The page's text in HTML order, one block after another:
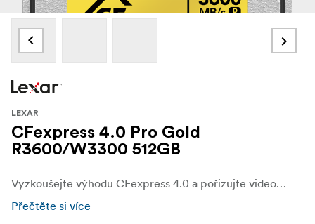
LEXAR
CFexpress 4.0 Pro Gold
R3600/W3300 512GB
Vyzkoušejte výhodu CFexpress 4.0 a pořizujte video v surové filmové kvalitě 8K s 512GB profesionální paměťovou kartou GOLD CFexpress 4.0 typu B od společnosti Lexar, která poskytuje rychlost čtení až 3600 MB/s, rychlost zápisu až 3300 MB/s a trvalou rychlost zápisu 3000 MB/s, což pomáhá urychlit postprodukci.
Přečtěte si více